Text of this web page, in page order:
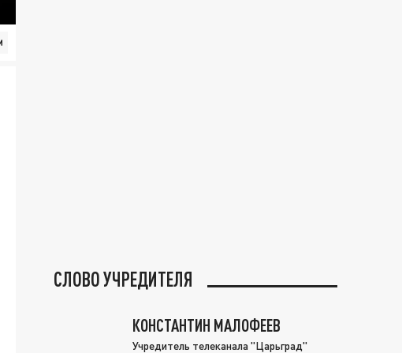
СЛОВО УЧРЕДИТЕЛЯ
КОНСТАНТИН МАЛОФЕЕВ
Учредитель телеканала "Царьград"